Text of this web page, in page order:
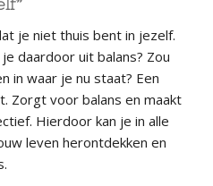
je niet thuis bent in jezelf.
daardoor uit balans? Zou
in waar je nu staat? Een
Zorgt voor balans en maakt
Hierdoor kan je in alle
leven herontdekken en